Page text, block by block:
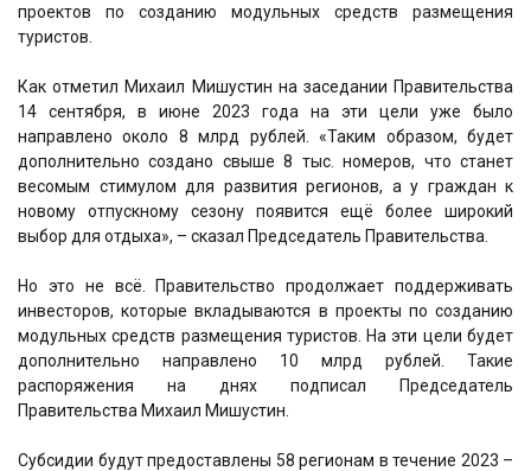
проектов по созданию модульных средств размещения
туристов.
Как отметил Михаил Мишустин на заседании Правительства
14 сентября, в июне 2023 года на эти цели уже было
направлено около 8 млрд рублей. «Таким образом, будет
дополнительно создано свыше 8 тыс. номеров, что станет
весомым стимулом для развития регионов, а у граждан к
новому отпускному сезону появится ещё более широкий
выбор для отдыха», – сказал Председатель Правительства.
Но это не всё. Правительство продолжает поддерживать
инвесторов, которые вкладываются в проекты по созданию
модульных средств размещения туристов. На эти цели будет
дополнительно направлено 10 млрд рублей. Такие
распоряжения на днях подписал Председатель
Правительства Михаил Мишустин.
Субсидии будут предоставлены 58 регионам в течение 2023 –